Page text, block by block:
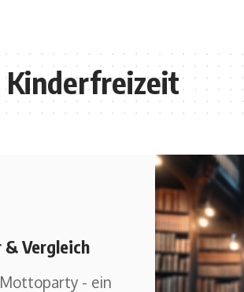
Kinderfreizeit
& Vergleich
- ein